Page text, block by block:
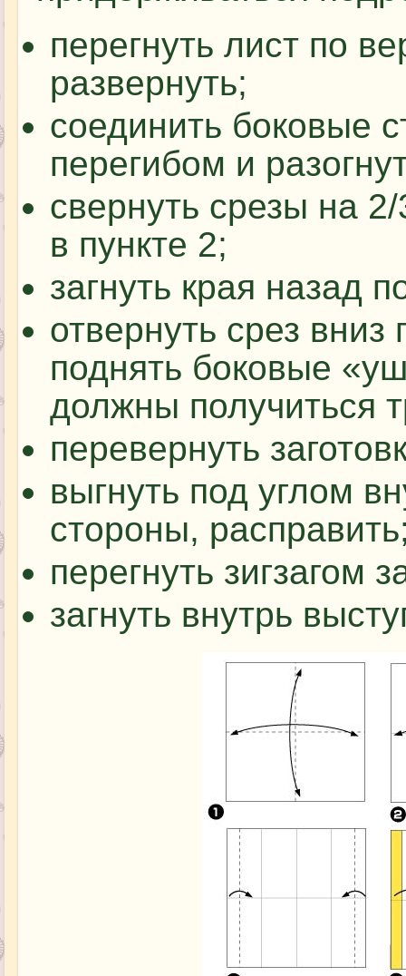
перегнуть лист по
развернуть;
соединить боковые
перегибом и
свернуть срезы на
в пункте 2;
загнуть края назад
отвернуть срез
поднять боковые
должны получиться
перевернуть
выгнуть под углом
стороны,
перегнуть зигзагом
загнуть внутрь